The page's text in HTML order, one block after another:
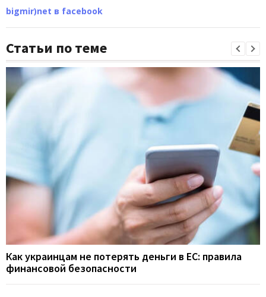
bigmir)net в facebook
Статьи по теме
Как украинцам не потерять деньги в ЕС: правила
финансовой безопасности